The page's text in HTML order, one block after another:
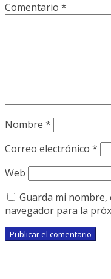
Comentario *
Nombre *
Correo electrónico *
Web
Guarda mi
navegador para la